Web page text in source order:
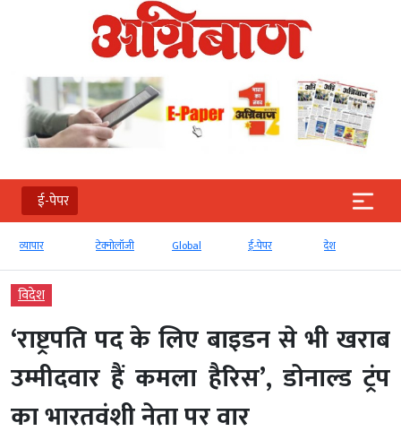
ई-पेपर
टेक्‍नोलॉजी Global ई-पेपर देश बड़ी खबर
विदेश
‘राष्ट्रपति पद के लिए बाइडन से भी खराब
उम्मीदवार हैं कमला हैरिस’, डोनाल्ड ट्रंप
का भारतवंशी नेता पर वार